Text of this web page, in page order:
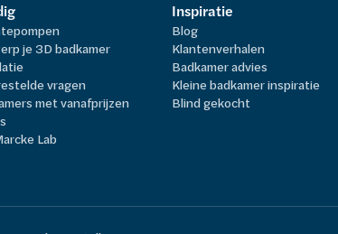
je 3D badkamer
vragen
met vanafprijzen
Lab
Inspiratie
Blog
Klantenverhalen
Badkamer advies
Kleine badkamer inspiratie
Blind gekocht